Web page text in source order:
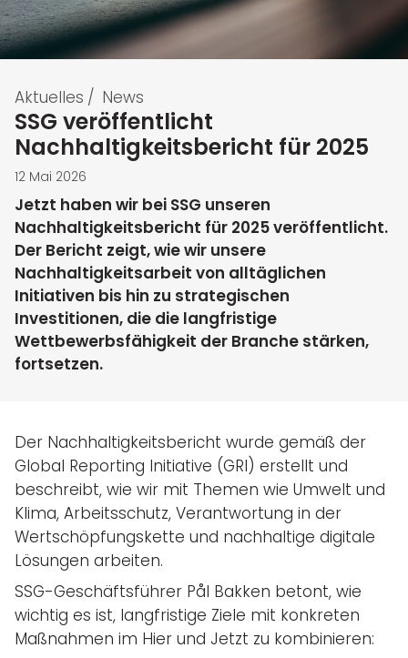
Aktuelles / News
SSG veröffentlicht
Nachhaltigkeitsbericht für 2025
12 Mai 2026
Jetzt haben wir bei SSG unseren
Nachhaltigkeitsbericht für 2025 veröffentlicht.
Der Bericht zeigt, wie wir unsere
Nachhaltigkeitsarbeit von alltäglichen
Initiativen bis hin zu strategischen
Investitionen, die die langfristige
Wettbewerbsfähigkeit der Branche stärken,
fortsetzen.
Der Nachhaltigkeitsbericht wurde gemäß der
Global Reporting Initiative (GRI) erstellt und
beschreibt, wie wir mit Themen wie Umwelt und
Klima, Arbeitsschutz, Verantwortung in der
Wertschöpfungskette und nachhaltige digitale
Lösungen arbeiten.
SSG-Geschäftsführer Pål Bakken betont, wie
wichtig es ist, langfristige Ziele mit konkreten
Maßnahmen im Hier und Jetzt zu kombinieren: